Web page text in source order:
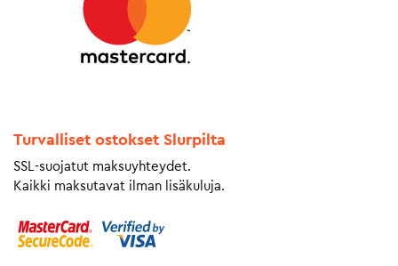
Turvalliset ostokset Slurpilta
SSL-suojatut maksuyhteydet.
Kaikki maksutavat ilman lisäkuluja.